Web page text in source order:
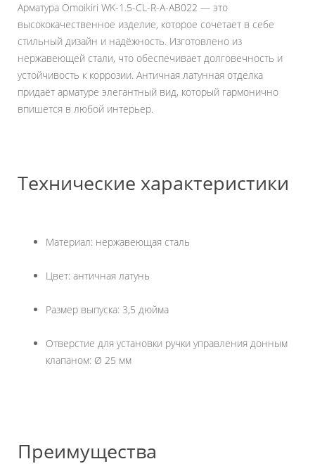
Арматура Omoikiri WK-1.5-CL-R-A-AB022 — это
высококачественное изделие, которое сочетает в себе
стильный дизайн и надёжность. Изготовлено из
нержавеющей стали, что обеспечивает долговечность и
устойчивость к коррозии. Античная латунная отделка
придаёт арматуре элегантный вид, который гармонично
впишется в любой интерьер.
Технические характеристики
Материал: нержавеющая сталь
Цвет: античная латунь
Размер выпуска: 3,5 дюйма
Отверстие для установки ручки управления донным
клапаном: Ø 25 мм
Преимущества